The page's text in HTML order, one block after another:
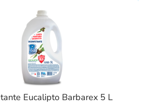
Eucalipto Barbarex 5 L